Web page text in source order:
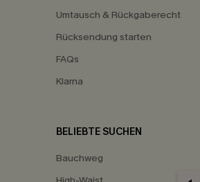
Umtausch & Rückgaberecht
Rücksendung starten
FAQs
Klarna
BELIEBTE SUCHEN
Bauchweg